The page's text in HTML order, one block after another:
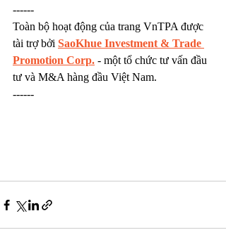
------
Toàn bộ hoạt động của trang VnTPA được
tài trợ bởi SaoKhue Investment & Trade
Promotion Corp. - một tổ chức tư vấn đầu
tư và M&A hàng đầu Việt Nam.
------